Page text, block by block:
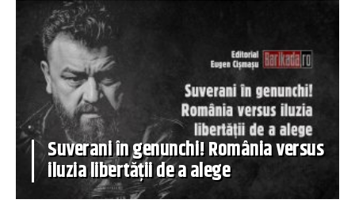
Suverani în genunchi! România versus
iluzia libertății de a alege